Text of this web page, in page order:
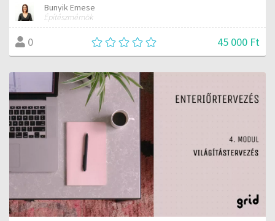
Bunyik Emese
Építészmérnök
0 45 000 Ft